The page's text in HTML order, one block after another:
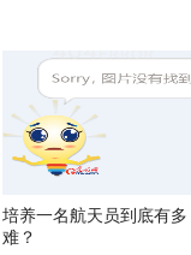
培养一名航天员到底有多
难？